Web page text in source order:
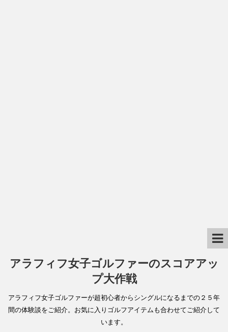
アラフィフ女子ゴルファーのスコアアッ
プ大作戦
アラフィフ女子ゴルファーが超初心者からシングルになるまでの２５年
間の体験談をご紹介。お気に入りゴルフアイテムも合わせてご紹介して
います。